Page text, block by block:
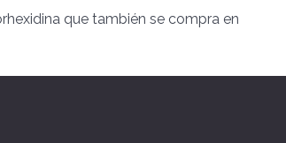
que también se compra en